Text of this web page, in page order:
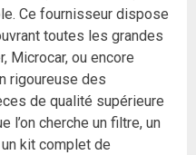
Ce fournisseur dispose
toutes les grandes
Microcar, ou encore
rigoureuse des
de qualité supérieure
l’on cherche un filtre, un
kit complet de